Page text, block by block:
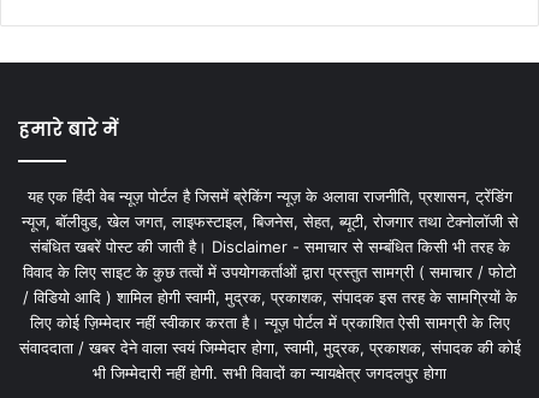
हमारे बारे में
यह एक हिंदी वेब न्यूज़ पोर्टल है जिसमें ब्रेकिंग न्यूज़ के अलावा राजनीति, प्रशासन, ट्रेंडिंग
न्यूज, बॉलीवुड, खेल जगत, लाइफस्टाइल, बिजनेस, सेहत, ब्यूटी, रोजगार तथा टेक्नोलॉजी से
संबंधित खबरें पोस्ट की जाती है। Disclaimer - समाचार से सम्बंधित किसी भी तरह के
विवाद के लिए साइट के कुछ तत्वों में उपयोगकर्ताओं द्वारा प्रस्तुत सामग्री ( समाचार / फोटो
/ विडियो आदि ) शामिल होगी स्वामी, मुद्रक, प्रकाशक, संपादक इस तरह के सामग्रियों के
लिए कोई ज़िम्मेदार नहीं स्वीकार करता है। न्यूज़ पोर्टल में प्रकाशित ऐसी सामग्री के लिए
संवाददाता / खबर देने वाला स्वयं जिम्मेदार होगा, स्वामी, मुद्रक, प्रकाशक, संपादक की कोई
भी जिम्मेदारी नहीं होगी. सभी विवादों का न्यायक्षेत्र जगदलपुर होगा